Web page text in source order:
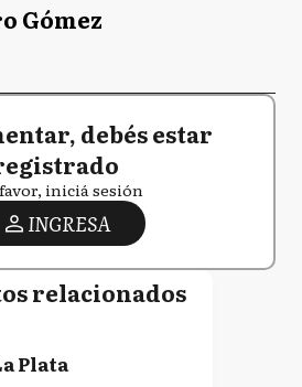
Gómez
debés estar
iniciá sesión
INGRESA
relacionados
Plata